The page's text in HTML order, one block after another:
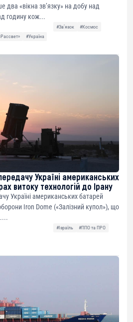
«вікна зв’язку» на добу над
годину кож...
#Звʼязок
#Космос
#Україна
Україні американських
витоку технологій до Ірану
Україні американських батарей
Iron Dome («Залізний купол»), що
#Ізраїль
#ППО та ПРО